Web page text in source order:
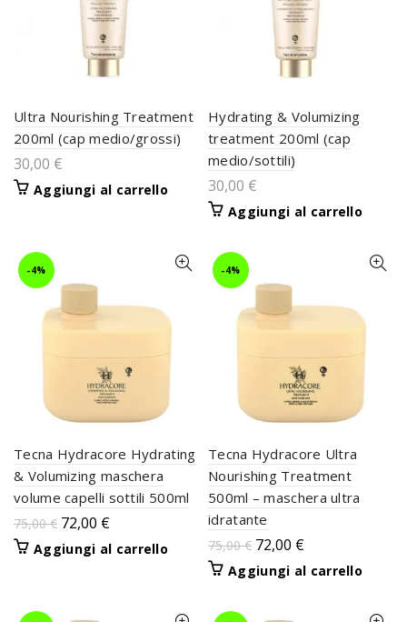
Ultra Nourishing Treatment
200ml (cap medio/grossi)
30,00 €
Aggiungi al carrello
Hydrating & Volumizing
treatment 200ml (cap
medio/sottili)
30,00 €
Aggiungi al carrello
-4%
Tecna Hydracore Hydrating
& Volumizing maschera
volume capelli sottili 500ml
75,00€ 72,00 €
Aggiungi al carrello
-4%
Tecna Hydracore Ultra
Nourishing Treatment
500ml – maschera ultra
idratante
75,00€ 72,00 €
Aggiungi al carrello